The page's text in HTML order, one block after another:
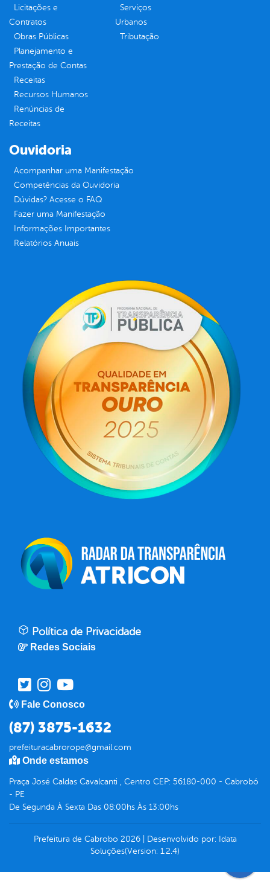
Licitações e
Contratos
Obras Públicas
Planejamento e
Prestação de Contas
Receitas
Recursos Humanos
Renúncias de
Receitas
Serviços
Urbanos
Tributação
Ouvidoria
Acompanhar uma Manifestação
Competências da Ouvidoria
Dúvidas? Acesse o FAQ
Fazer uma Manifestação
Informações Importantes
Relatórios Anuais
Política de Privacidade
Redes Sociais
Fale Conosco
(87) 3875-1632
prefeituracabrorope@gmail.com
Onde estamos
Praça José Caldas Cavalcanti , Centro CEP: 56180-000 - Cabrobó
- PE
De Segunda À Sexta Das 08:00hs Às 13:00hs
Prefeitura de Cabrobo 2026| Desenvolvido por: Idata
Soluções(Version: 1.2.4)